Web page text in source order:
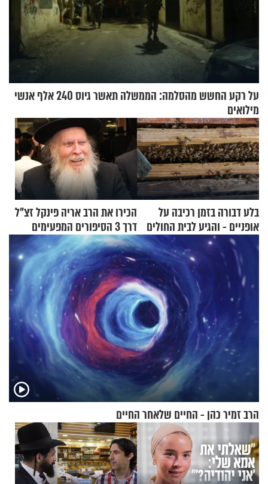
על רקע החשש מהסלמה: הממשלה תאשר גיוס 240 אלף אנשי
מילואים
בלע דבורה בזמן רכיבה על
אופניים - והגיע לבית החולים
במצב מסכן חיים
הכירו את הרב אריה פינקל זצ"ל
דרך 3 הסיפורים המפעימים
האלה
הרב זמיר כהן - החיים שלאחר החיים